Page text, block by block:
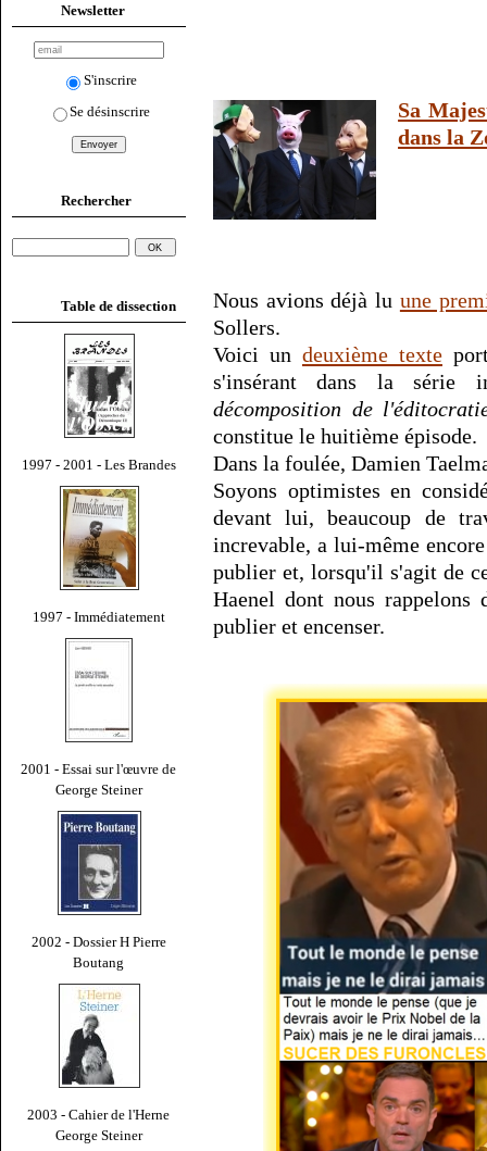
Newsletter
S'inscrire
Se désinscrire
Rechercher
Table de dissection
1997 - 2001 - Les Brandes
1997 - Immédiatement
2001 - Essai sur l'œuvre de
George Steiner
2002 - Dossier H Pierre
Boutang
2003 - Cahier de l'Herne
George Steiner
Sa
dans la
Nous avions déjà lu une
Sollers.
Voici un deuxième texte
s'insérant dans la série
décomposition de
constitue le huitième épisode.
Dans la foulée, Damien
Soyons optimistes en
devant lui, beaucoup de
increvable, a lui-même
publier et, lorsqu'il s'agit de
Haenel dont nous rappelons
publier et encenser.